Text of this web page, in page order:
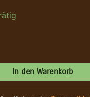
In den Warenkorb